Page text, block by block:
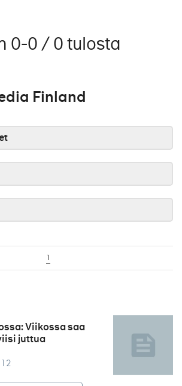
0-0 / 0 tulosta
Finland
1
Viikossa saa
juttua